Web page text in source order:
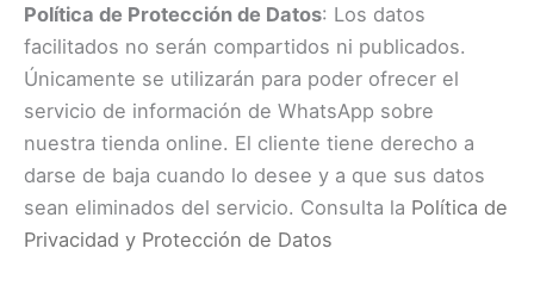
Política de Protección de Datos: Los datos
facilitados no serán compartidos ni publicados.
Únicamente se utilizarán para poder ofrecer el
servicio de información de WhatsApp sobre
nuestra tienda online. El cliente tiene derecho a
darse de baja cuando lo desee y a que sus datos
sean eliminados del servicio. Consulta la Política de
Privacidad y Protección de Datos